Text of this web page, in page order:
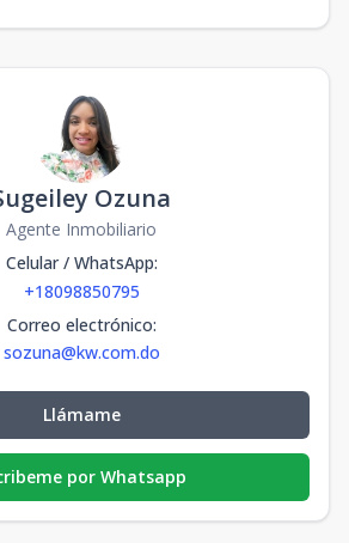
Ozuna
Agente Inmobiliario
Celular / WhatsApp:
+18098850795
Correo electrónico:
sozuna@kw.com.do
Llámame
por Whatsapp